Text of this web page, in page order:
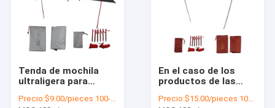
Tenda de mochila
ultraligera para
de poliéster para 3-4
Precio:$9.00/pieces 100-499 pieces
En el caso de los
productos de las
incluyen los
Precio:$15.00/pieces 100-299 pieces